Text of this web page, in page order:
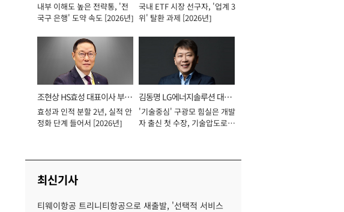
내부 이해도 높은 전략통, '전
국구 은행' 도약 속도 [2026년]
표이사 사장
국내 ETF 시장 선구자, '업계 3
위' 탈환 과제 [2026년]
조현상 HS효성 대표이사 부회
장
효성과 인적 분할 2년, 실적 안
정화 단계 들어서 [2026년]
김동명 LG에너지솔루션 대표
이사 사장
'기술중심' 구광모 힘실은 개발
자 출신 첫 수장, 기술압도로
최신기사
티웨이항공 트리니티항공으로 새출발, '선택적 서비스